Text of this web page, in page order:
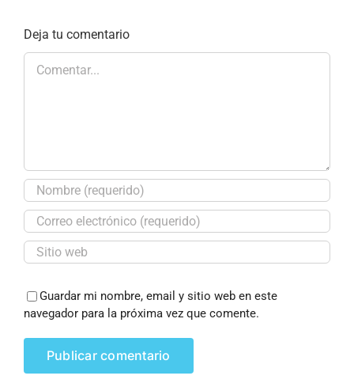
Deja tu comentario
Comentar
Guardar mi nombre, email y sitio web en este
navegador para la próxima vez que comente.